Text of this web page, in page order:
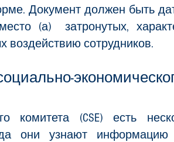
Документ должен быть
(а)
затронутых,
воздействию сотрудников.
комитета (CSE) есть
они узнают